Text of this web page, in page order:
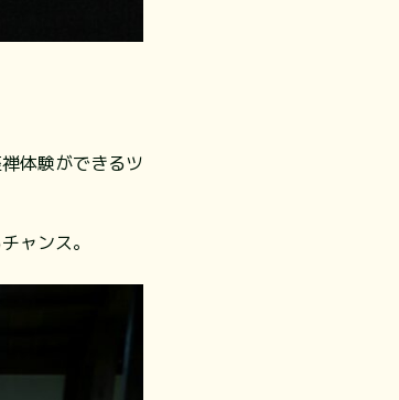
体験ができるツ
ャンス。